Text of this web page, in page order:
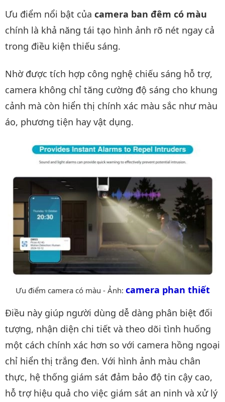
Ưu điểm nổi bật của camera ban đêm có màu
chính là khả năng tái tạo hình ảnh rõ nét ngay cả
trong điều kiện thiếu sáng.
Nhờ được tích hợp công nghệ chiếu sáng hỗ trợ,
camera không chỉ tăng cường độ sáng cho khung
cảnh mà còn hiển thị chính xác màu sắc như màu
áo, phương tiện hay vật dụng.
Ưu điểm camera có màu - Ảnh: camera phan thiết
Điều này giúp người dùng dễ dàng phân biệt đối
tượng, nhận diện chi tiết và theo dõi tình huống
một cách chính xác hơn so với camera hồng ngoại
chỉ hiển thị trắng đen. Với hình ảnh màu chân
thực, hệ thống giám sát đảm bảo độ tin cậy cao,
hỗ trợ hiệu quả cho việc giám sát an ninh và xử lý